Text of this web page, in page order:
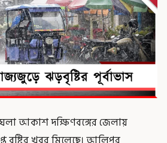
আকাশ দক্ষিণবঙ্গের জেলায়